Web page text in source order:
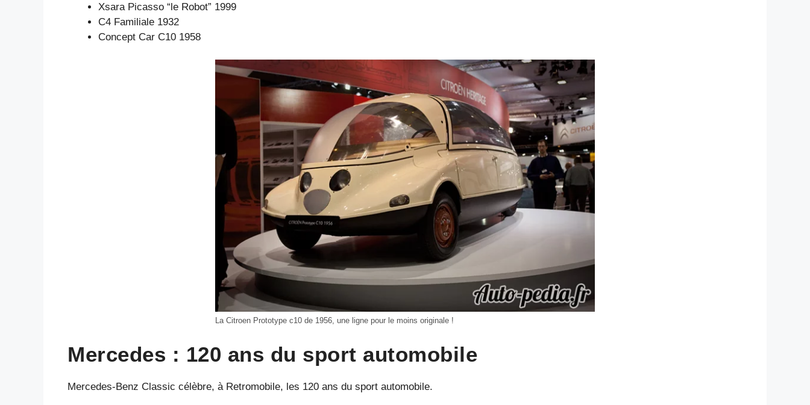
Xsara Picasso “le Robot” 1999
C4 Familiale 1932
Concept Car C10 1958
La Citroen Prototype c10 de 1956, une ligne pour le moins originale !
Mercedes : 120 ans du sport automobile
Mercedes-Benz Classic célèbre, à Retromobile, les 120 ans du sport automobile.